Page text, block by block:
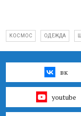
КОСМОС ОДЕЖДА
вк
youtube